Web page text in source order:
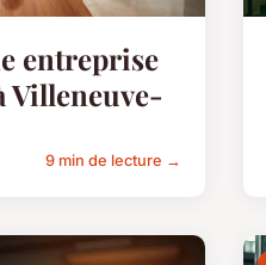
entreprise
Villeneuve-
9 min de lecture →